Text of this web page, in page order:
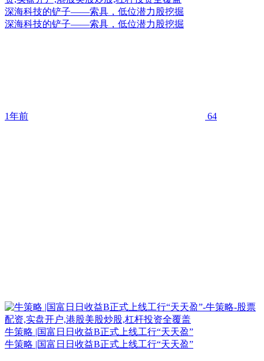
深海科技的铲子——索具，低位潜力股挖掘
深海科技的铲子——索具，低位潜力股挖掘
1年前 64
牛策略 |国富日日收益B正式上线工行“天天盈”
牛策略 |国富日日收益B正式上线工行“天天盈”